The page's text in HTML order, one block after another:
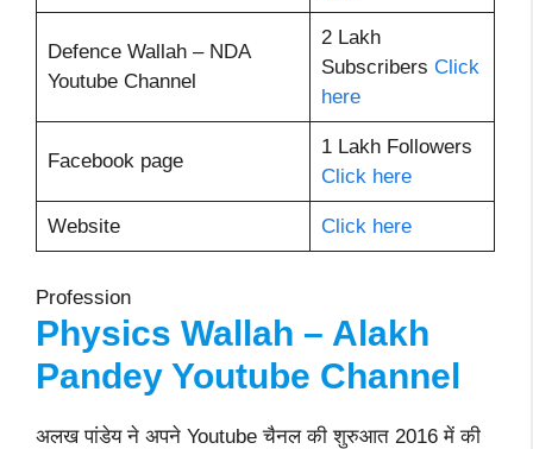
Defence Wallah – NDA
Youtube Channel
2 Lakh
Subscribers Click
here
Facebook page
1 Lakh Followers
Click here
Website Click here
Profession
Physics Wallah – Alakh
Pandey Youtube Channel
अलख पांडेय ने अपने Youtube चैनल की शुरुआत 2016 में की